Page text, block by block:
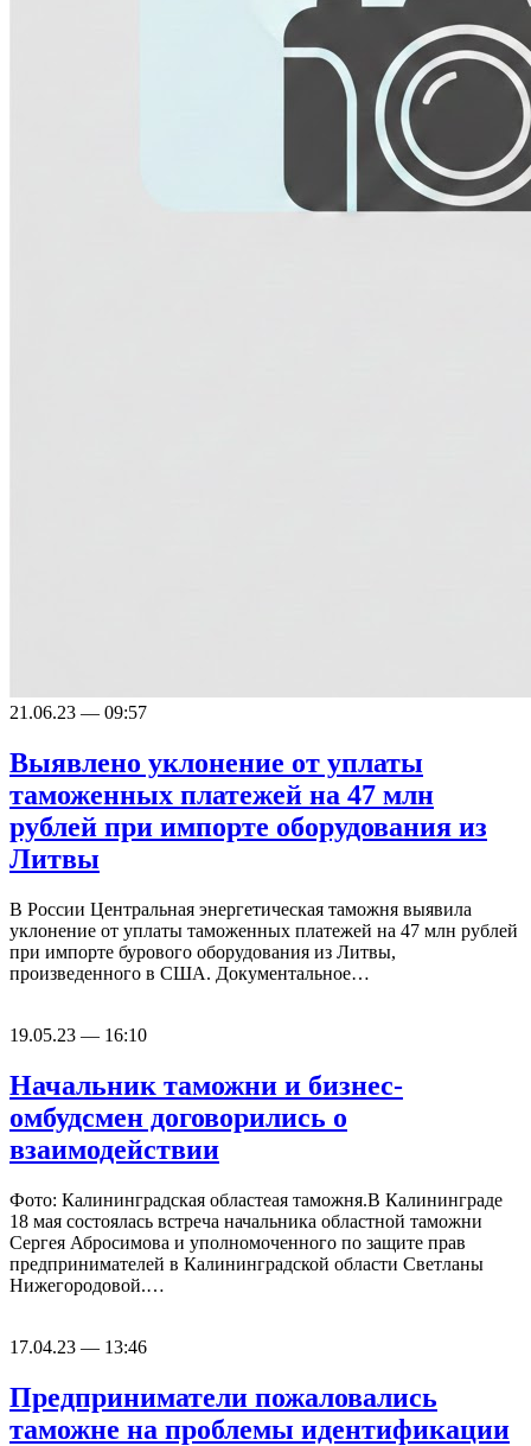
21.06.23 — 09:57
Выявлено уклонение от уплаты
таможенных платежей на 47 млн
рублей при импорте оборудования из
Литвы
В России Центральная энергетическая таможня выявила
уклонение от уплаты таможенных платежей на 47 млн рублей
при импорте бурового оборудования из Литвы,
произведенного в США. Документальное…
19.05.23 — 16:10
Начальник таможни и бизнес-
омбудсмен договорились о
взаимодействии
Фото: Калининградская областеая таможня.В Калининграде
18 мая состоялась встреча начальника областной таможни
Сергея Абросимова и уполномоченного по защите прав
предпринимателей в Калининградской области Светланы
Нижегородовой.…
17.04.23 — 13:46
Предприниматели пожаловались
таможне на проблемы идентификации